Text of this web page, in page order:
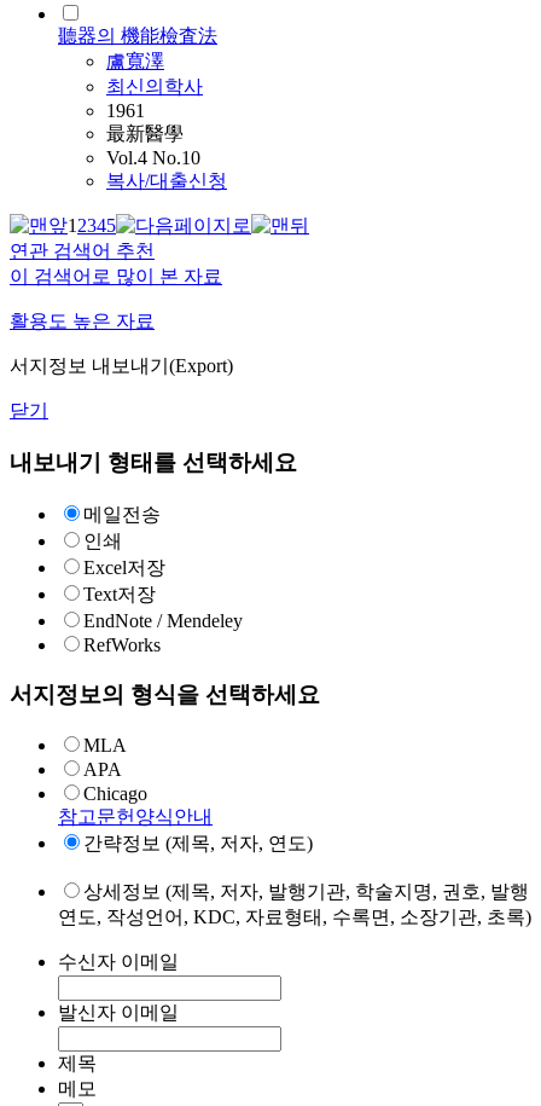
聽器의 機能檢査法
盧寬澤
최신의학사
1961
最新醫學
Vol.4 No.10
복사/대출신청
12345
연관 검색어 추천
이 검색어로 많이 본 자료
활용도 높은 자료
서지정보 내보내기(Export)
닫기
내보내기 형태를 선택하세요
메일전송
인쇄
Excel저장
Text저장
EndNote / Mendeley
RefWorks
서지정보의 형식을 선택하세요
MLA
APA
Chicago
참고문헌양식안내
간략정보 (제목, 저자, 연도)
상세정보 (제목, 저자, 발행기관, 학술지명, 권호, 발행
연도, 작성언어, KDC, 자료형태, 수록면, 소장기관, 초록)
수신자 이메일
발신자 이메일
제목
메모